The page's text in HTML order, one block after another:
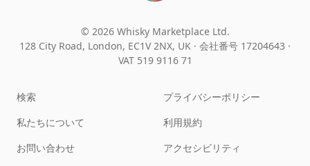
© 2026 Whisky Marketplace Ltd.
128 City Road, London, EC1V 2NX, UK · 会社番号 17204643 ·
VAT 519 9116 71
検索
私たちについて
お問い合わせ
プライバシーポリシー
利用規約
アクセシビリティ